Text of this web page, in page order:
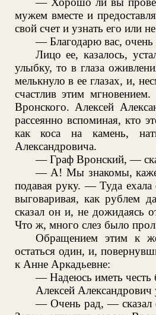
мужем вместе и
свой счет и узнать его или
— Благодарю вас,
Лицо ее, казалось,
улыбку, то в глаза
мелькнуло в ее глазах, и,
счастлив этим
Вронского. Алексей
рассеянно вспоминая, кто
как коса на камень,
Александровича.
— Граф Вронский, —
— А! Мы знакомы,
подавая руку. — Туда
выговаривая, как
сказал он и, не дожидаясь
Что ж, много слез было
Обращением этим к
остаться один, и,
к Анне Аркадьевне:
— Надеюсь иметь честь
Алексей Александрович
— Очень рад, — сказал